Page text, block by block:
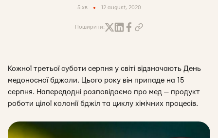
5 хв 12 august, 2020
Поширити:
Кожної третьої суботи серпня у світі відзначають День
медоносної бджоли. Цього року він припаде на 15
серпня. Напередодні розповідаємо про мед — продукт
роботи цілої колонії бджіл та циклу хімічних процесів.